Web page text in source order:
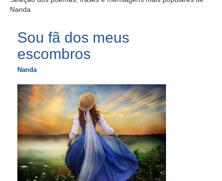
Nanda
Sou fã dos meus
escombros
Nanda